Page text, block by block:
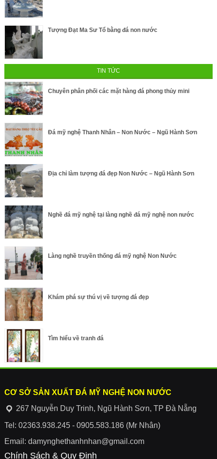
Tượng Đạt Ma Sư Tổ bằng đá non nước
TIN TỨC
Chuyên phân phối các mặt hàng đá phong thủy mini
Đá mỹ nghệ Thanh Nhân – Non Nước – Ngũ Hành Sơn
Địa chỉ làm tượng đá đẹp Non Nước – Ngũ Hành Sơn
Nghề đá mỹ nghệ tại làng nghề đá mỹ nghệ non nước
Làng nghề truyền thống đá mỹ nghệ Non Nước
Khám phá sự thú vị về tượng đá đẹp
Tìm hiểu về tranh đá
CƠ SỞ SẢN XUẤT ĐÁ MỸ NGHỆ NON NƯỚC
267 Nguyễn Duy Trinh, Ngũ Hành Sơn, TP Đà Nẵng
Tel: 02363.938.245 - 0905.583.186 (Mr Nhân)
Email: damynghethanhnhan@gmail.com
Chính Sách & Quy Định